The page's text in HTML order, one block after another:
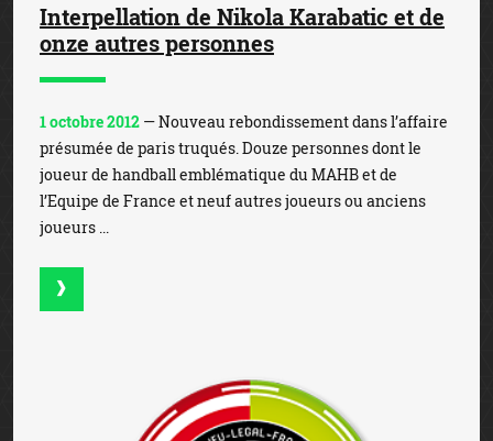
Interpellation de Nikola Karabatic et de
onze autres personnes
1 octobre 2012 — Nouveau rebondissement dans l’affaire
présumée de paris truqués. Douze personnes dont le
joueur de handball emblématique du MAHB et de
l’Equipe de France et neuf autres joueurs ou anciens
joueurs ...